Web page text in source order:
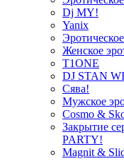
Dj MY!
Yanix
Женское
T1ONE
DJ STAN
Сява!
Мужское
Cosmo &
Закрытие
PARTY!
Magnit &